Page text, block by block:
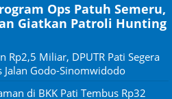
Ops Patuh Semeru,
Giatkan Patroli Hunting
Rp2,5 Miliar, DPUTR Pati Segera
Jalan Godo-Sinomwidodo
di BKK Pati Tembus Rp32